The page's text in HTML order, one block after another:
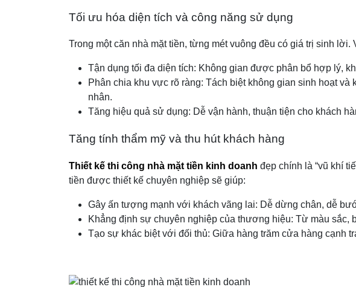
Tối ưu hóa diện tích và công năng sử dụng
Trong một căn nhà mặt tiền, từng mét vuông đều có giá trị sinh
Tận dụng tối đa diện tích: Không gian được phân bổ hợp lý,
Phân chia khu vực rõ ràng: Tách biệt không gian sinh hoạt
nhân.
Tăng hiệu quả sử dụng: Dễ vận hành, thuận tiện cho khách
Tăng tính thẩm mỹ và thu hút khách hàng
Thiết kế thi công nhà mặt tiền kinh doanh đẹp chính là “vũ khí
tiền được thiết kế chuyên nghiệp sẽ giúp:
Gây ấn tượng mạnh với khách vãng lai: Dễ dừng chân, dễ
Khẳng định sự chuyên nghiệp của thương hiệu: Từ màu
Tạo sự khác biệt với đối thủ: Giữa hàng trăm cửa hàng cạnh